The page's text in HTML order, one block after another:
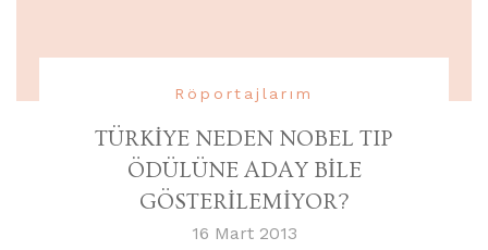
Röportajlarım
TÜRKİYE NEDEN NOBEL TIP
ÖDÜLÜNE ADAY BİLE
GÖSTERİLEMİYOR?
16 Mart 2013